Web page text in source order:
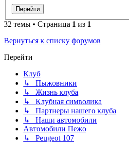
32 темы • Страница 1 из 1
Вернуться к списку форумов
Перейти
Клуб
↳ Пыжовники
↳ Жизнь клуба
↳ Клубная символика
↳ Партнеры нашего клуба
↳ Наши автомобили
Автомобили Пежо
↳ Peugeot 107